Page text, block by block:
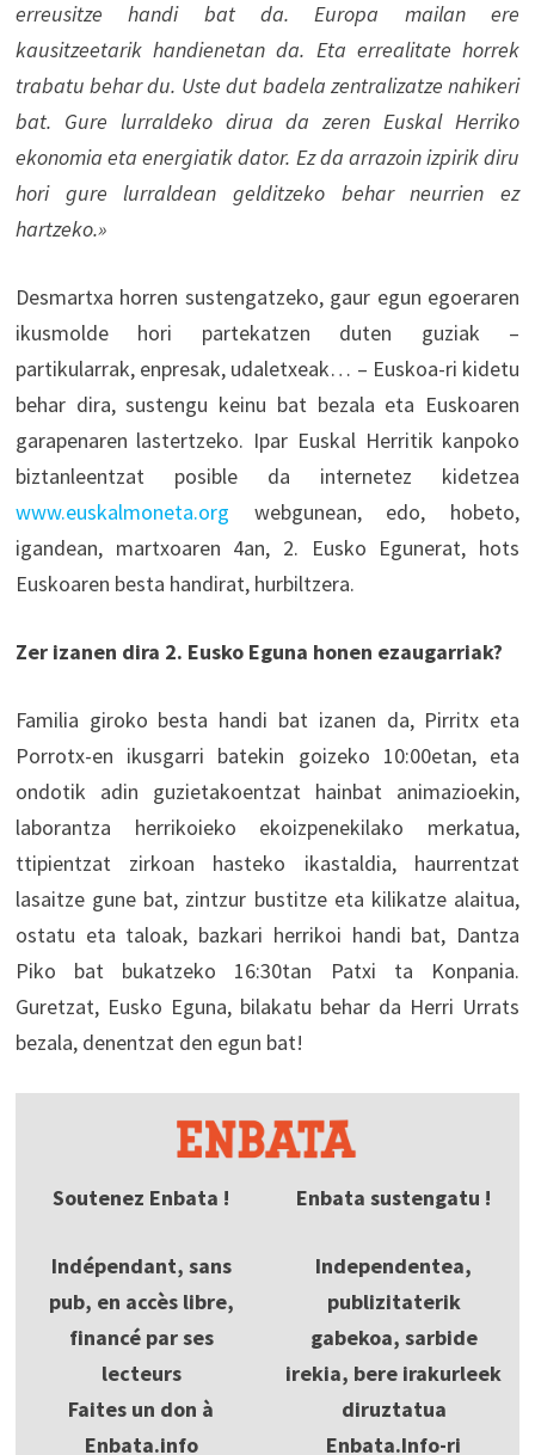
erreusitze handi bat da. Europa mailan ere
kausitzeetarik handienetan da. Eta errealitate horrek
trabatu behar du. Uste dut badela zentralizatze nahikeri
bat. Gure lurraldeko dirua da zeren Euskal Herriko
ekonomia eta energiatik dator. Ez da arrazoin izpirik diru
hori gure lurraldean gelditzeko behar neurrien ez
hartzeko.»
Desmartxa horren sustengatzeko, gaur egun egoeraren
ikusmolde hori partekatzen duten guziak –
partikularrak, enpresak, udaletxeak… – Euskoa-ri kidetu
behar dira, sustengu keinu bat bezala eta Euskoaren
garapenaren lastertzeko. Ipar Euskal Herritik kanpoko
biztanleentzat posible da internetez kidetzea
www.euskalmoneta.org webgunean, edo, hobeto,
igandean, martxoaren 4an, 2. Eusko Egunerat, hots
Euskoaren besta handirat, hurbiltzera.
Zer izanen dira 2. Eusko Eguna honen ezaugarriak?
Familia giroko besta handi bat izanen da, Pirritx eta
Porrotx-en ikusgarri batekin goizeko 10:00etan, eta
ondotik adin guzietakoentzat hainbat animazioekin,
laborantza herrikoieko ekoizpenekilako merkatua,
ttipientzat zirkoan hasteko ikastaldia, haurrentzat
lasaitze gune bat, zintzur bustitze eta kilikatze alaitua,
ostatu eta taloak, bazkari herrikoi handi bat, Dantza
Piko bat bukatzeko 16:30tan Patxi ta Konpania.
Guretzat, Eusko Eguna, bilakatu behar da Herri Urrats
bezala, denentzat den egun bat!
Soutenez Enbata !
Indépendant, sans
pub, en accès libre,
financé par ses
lecteurs
Faites un don à
Enbata.info
Enbata sustengatu !
Independentea,
publizitaterik
gabekoa, sarbide
irekia, bere irakurleek
diruztatua
Enbata.Info-ri